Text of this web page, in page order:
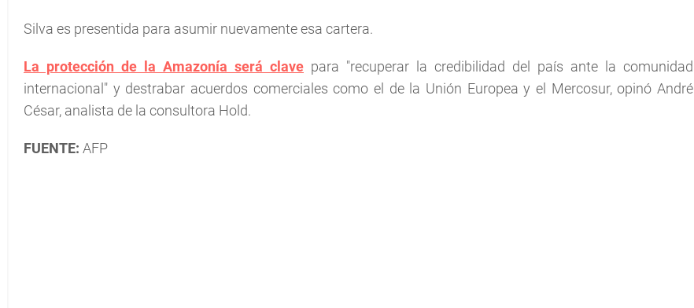
Silva es presentida para asumir nuevamente esa cartera.
La protección de la Amazonía será clave para "recuperar la credibilidad del país ante la comunidad
internacional" y destrabar acuerdos comerciales como el de la Unión Europea y el Mercosur, opinó André
César, analista de la consultora Hold.
FUENTE: AFP